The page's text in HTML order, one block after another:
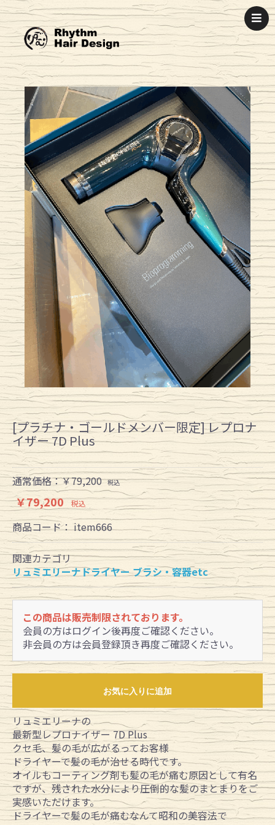
[プラチナ・ゴールドメンバー限定] レプロナ
イザー 7D Plus
通常価格：￥79,200 税込
￥79,200 税込
商品コード：item666
関連カテゴリ
リュミエリーナドライヤー ブラシ・容器etc
この商品は販売制限されております。
会員の方はログイン後再度ご確認ください。
非会員の方は会員登録頂き再度ご確認ください。
お気に入りに追加
リュミエリーナの
最新型レプロナイザー 7D Plus
クセ毛、髪の毛が広がるってお客様
ドライヤーで髪の毛が治せる時代です。
オイルもコーティング剤も髪の毛が痛む原因として有名
ですが、残された水分により圧倒的な髪のまとまりをご
実感いただけます。
ドライヤーで髪の毛が痛むなんて昭和の美容法で